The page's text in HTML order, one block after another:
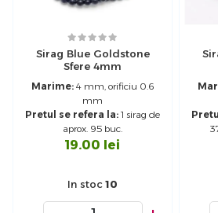
Sirag Blue Goldstone
Sfere 4mm
Marime:4 mm, orificiu 0.6
mm
Pretul se refera la: 1 sirag de
aprox. 95 buc.
19.00 lei
In stoc10